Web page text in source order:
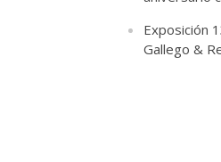
Exposición
Gallego &